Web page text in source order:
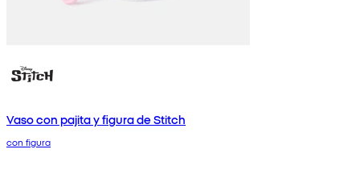
Vaso con pajita y figura de Stitch
con figura